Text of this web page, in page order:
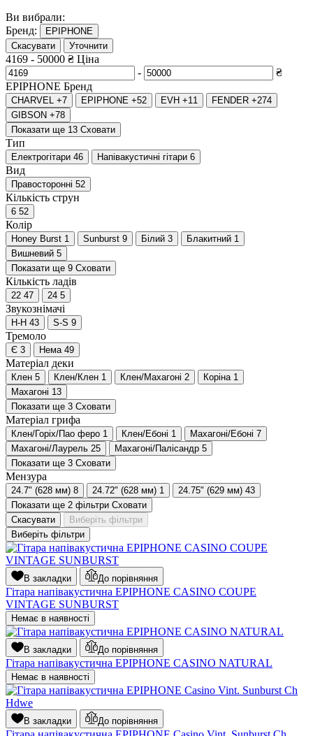
Ви вибрали:
Бренд:
EPIPHONE
Скасувати
Уточнити
4169 - 50000 ₴ Ціна
-
₴
EPIPHONE Бренд
CHARVEL +7 EPIPHONE +52 EVH +11 FENDER +274
GIBSON +78
Показати ще 13 Сховати
Тип
Електрогітари 46 Напівакустичні гітари 6
Вид
Правосторонні 52
Кількість струн
6 52
Колір
Honey Burst 1 Sunburst 9 Білий 3 Блакитний 1
Вишневий 5
Показати ще 9 Сховати
Кількість ладів
22 47 24 5
Звукознімачі
H-H 43 S-S 9
Тремоло
Є 3 Нема 49
Матеріал деки
Клен 5 Клен/Клен 1 Клен/Махагоні 2 Коріна 1
Махагоні 13
Показати ще 3 Сховати
Матеріал грифа
Клен/Горіх/Пао феро 1 Клен/Ебоні 1 Махагоні/Ебоні 7
Махагоні/Лаурель 25 Махагоні/Палісандр 5
Показати ще 3 Сховати
Мензура
24.7" (628 мм) 8 24.72" (628 мм) 1 24.75" (629 мм) 43
Показати ще 2 фільтри Сховати
Скасувати
Виберіть фільтри
Виберіть фільтри
В закладки До порівняння
Гітара напівакустична EPIPHONE CASINO COUPE
VINTAGE SUNBURST
Немає в наявності
В закладки До порівняння
Гітара напівакустична EPIPHONE CASINO NATURAL
Немає в наявності
В закладки До порівняння